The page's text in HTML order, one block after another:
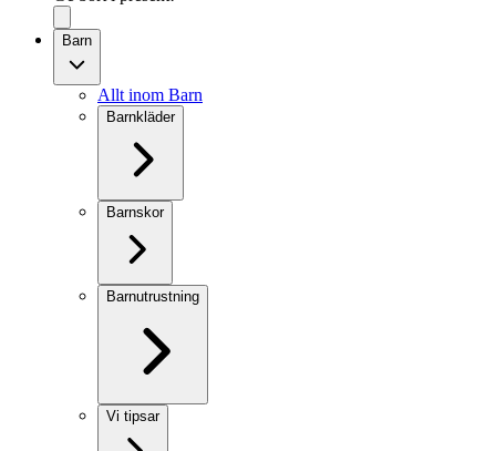
Barn
Allt inom Barn
Barnkläder
Barnskor
Barnutrustning
Vi tipsar